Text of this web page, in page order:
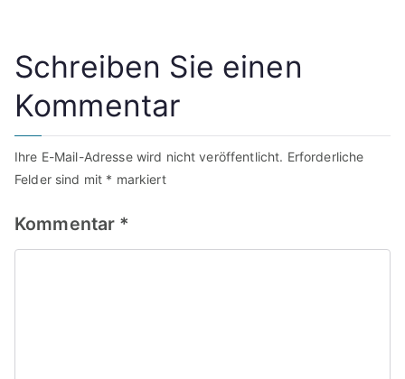
Schreiben Sie einen
Kommentar
Ihre E-Mail-Adresse wird nicht veröffentlicht. Erforderliche
Felder sind mit * markiert
Kommentar *